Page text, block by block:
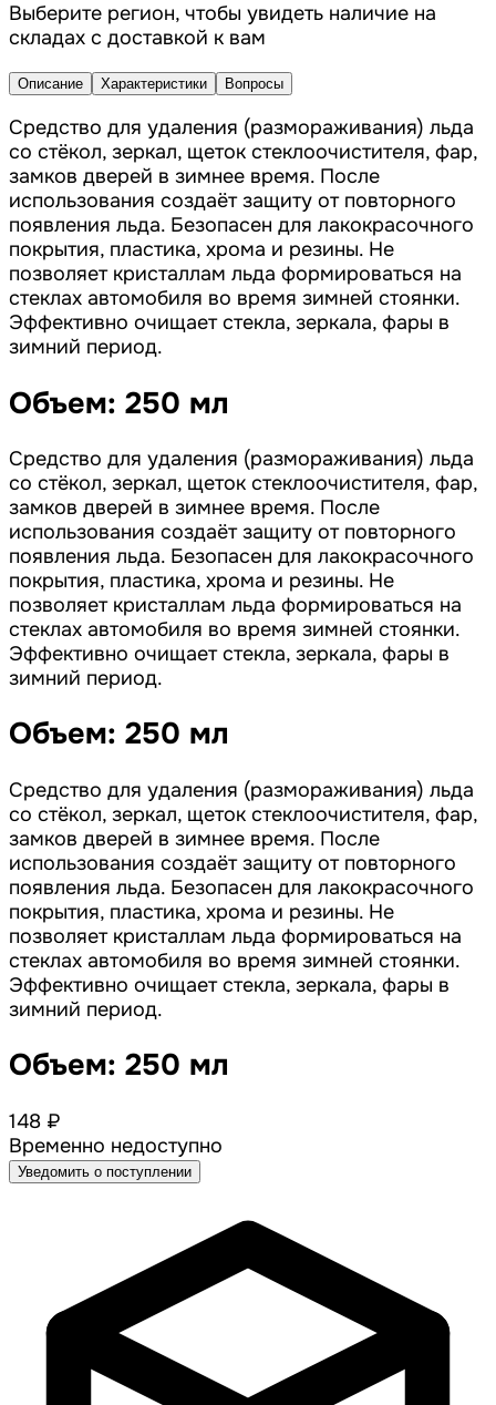
Выберите регион, чтобы увидеть наличие на
складах с доставкой к вам
Описание Характеристики Вопросы
Средство для удаления (размораживания) льда
со стёкол, зеркал, щеток стеклоочистителя, фар,
замков дверей в зимнее время. После
использования создаёт защиту от повторного
появления льда. Безопасен для лакокрасочного
покрытия, пластика, хрома и резины. Не
позволяет кристаллам льда формироваться на
стеклах автомобиля во время зимней стоянки.
Эффективно очищает стекла, зеркала, фары в
зимний период.
Объем: 250 мл
Средство для удаления (размораживания) льда
со стёкол, зеркал, щеток стеклоочистителя, фар,
замков дверей в зимнее время. После
использования создаёт защиту от повторного
появления льда. Безопасен для лакокрасочного
покрытия, пластика, хрома и резины. Не
позволяет кристаллам льда формироваться на
стеклах автомобиля во время зимней стоянки.
Эффективно очищает стекла, зеркала, фары в
зимний период.
Объем: 250 мл
Средство для удаления (размораживания) льда
со стёкол, зеркал, щеток стеклоочистителя, фар,
замков дверей в зимнее время. После
использования создаёт защиту от повторного
появления льда. Безопасен для лакокрасочного
покрытия, пластика, хрома и резины. Не
позволяет кристаллам льда формироваться на
стеклах автомобиля во время зимней стоянки.
Эффективно очищает стекла, зеркала, фары в
зимний период.
Объем: 250 мл
148 ₽
Временно недоступно
Уведомить о поступлении